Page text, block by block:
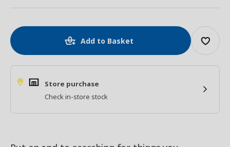
Add to Basket
Store purchase
Check in-store stock